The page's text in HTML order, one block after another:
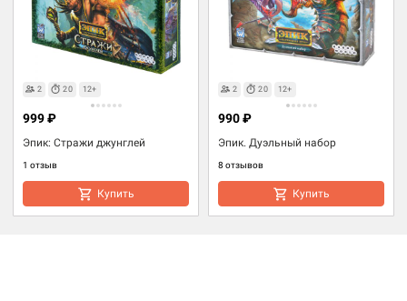
2 20 12+
Эпик: Стражи джунглей
1 отзыв
999 ₽
Купить
2 20 12+
Эпик. Дуэльный набор
8 отзывов
990 ₽
Купить